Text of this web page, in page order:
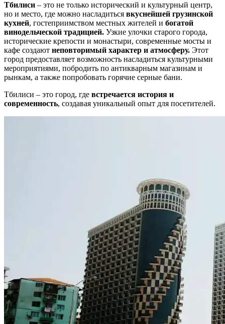
Тбилиси – это не только исторический и культурный центр,
но и место, где можно насладиться вкуснейшей грузинской
кухней, гостеприимством местных жителей и богатой
винодельческой традицией. Узкие улочки старого города,
исторические крепости и монастыри, современные мосты и
кафе создают неповторимый характер и атмосферу. Этот
город предоставляет возможность насладиться культурными
мероприятиями, побродить по антикварным магазинам и
рынкам, а также попробовать горячие серные бани.
Тбилиси – это город, где встречается история и
современность, создавая уникальный опыт для посетителей.